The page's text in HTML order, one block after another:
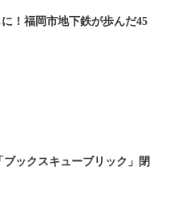
！福岡市地下鉄が歩んだ45
ックスキューブリック」閉